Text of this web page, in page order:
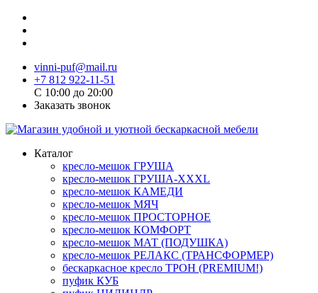
vinni-puf@mail.ru
+7 812 922-11-51
C 10:00 до 20:00
Заказать звонок
Каталог
кресло-мешок ГРУША
кресло-мешок ГРУША-XXXL
кресло-мешок КАМЕДИ
кресло-мешок МЯЧ
кресло-мешок ПРОСТОРНОЕ
кресло-мешок КОМФОРТ
кресло-мешок МАТ (ПОДУШКА)
кресло-мешок РЕЛАКС (ТРАНСФОРМЕР)
бескаркасное кресло ТРОН (PREMIUM!)
пуфик КУБ